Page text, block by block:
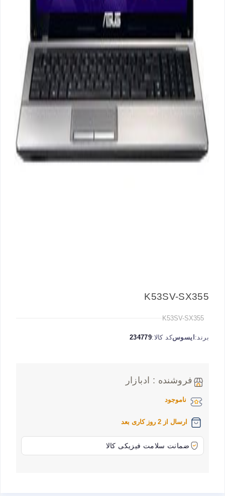
K53SV-SX355
K53SV-SX355
برند: ایسوسکد کالا:234779
فروشنده : ادبازار
ناموجود
ارسال از 2 روز کاری بعد
ضمانت سلامت فیزیکی کالا